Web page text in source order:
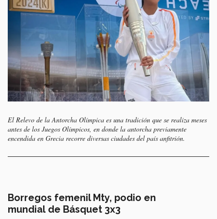
El Relevo de la Antorcha Olímpica es una tradición que se realiza meses
antes de los Juegos Olímpicos, en donde la antorcha previamente
encendida en Grecia recorre diversas ciudades del país anfitrión.
Borregos femenil Mty, podio en
mundial de Básquet 3x3